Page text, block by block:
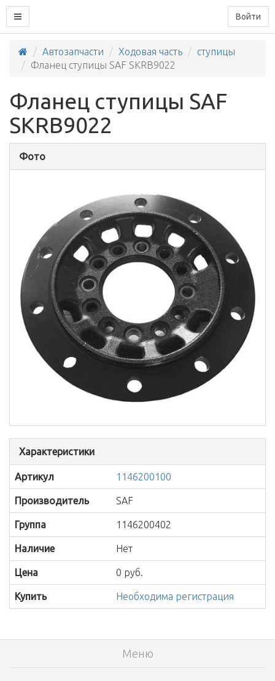
Войти
Автозапчасти Ходовая часть
ступицы
Фланец ступицы SAF SKRB9022
Фланец ступицы SAF
SKRB9022
Фото
Характеристики
Артикул 1146200100
Производитель SAF
Группа 1146200402
Наличие Нет
Цена 0 руб.
Купить Необходима регистрация
Меню